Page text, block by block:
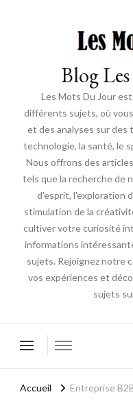
Blog
Les Mots Du Jour
différents sujets, où
et des analyses sur des
technologie, la santé, le
Nous offrons des
tels que la recherche de
d'esprit, l'exploration
stimulation de la
cultiver votre curiosité
informations
sujets. Rejoignez notre
vos expériences et
sujets
Accueil Entreprise